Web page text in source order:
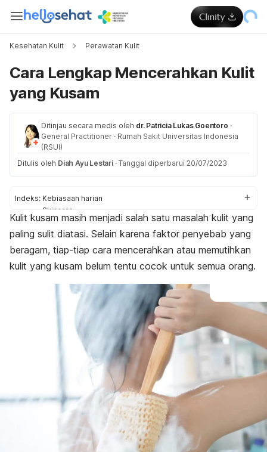
Kesehatan Kulit Perawatan Kulit
Cara Lengkap Mencerahkan Kulit
yang Kusam
Ditinjau secara medis oleh dr. Patricia Lukas Goentoro ·
General Practitioner · Rumah Sakit Universitas Indonesia
(RSUI)
Ditulis oleh Diah Ayu Lestari · Tanggal diperbarui 20/07/2023
Indeks: Kebiasaan harian
Skincare
Perawatan mandi
Perawatan klinik
Kulit kusam masih menjadi salah satu masalah kulit yang
paling sulit diatasi. Selain karena faktor penyebab yang
beragam, tiap-tiap cara mencerahkan atau memutihkan
kulit yang kusam belum tentu cocok untuk semua orang.